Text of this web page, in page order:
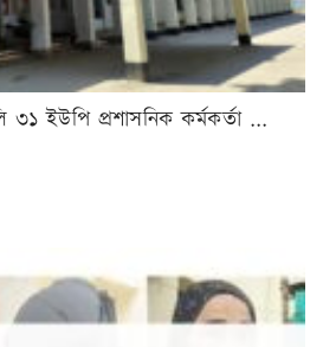
ইউপি প্রশাসনিক কর্মকর্তা ...